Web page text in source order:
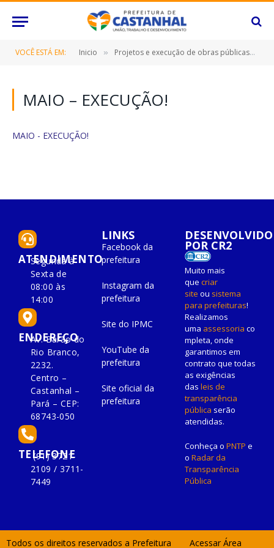
VOCÊ ESTÁ EM: Inicio » Projetos e execução de obras públicas
MAIO – EXECUÇÃO!
MAIO - EXECUÇÃO!
ATENDIMENTO
Segunda à
Sexta de
08:00 às
14:00
ENDEREÇO
Av. Barão do
Rio Branco,
2232.
Centro –
Castanhal –
Pará – CEP:
68743-050
TELEFONE
(91) 3721-
2109 / 3711-
7449
LINKS
Facebook da
prefeitura
Instagram da
prefeitura
Site do IPMC
YouTube da
prefeitura
Site oficial da
prefeitura
DESENVOLVIDO
POR CR2
Muito mais
que criar
site ou sistema
para prefeituras!
Realizamos
uma assessoria co
mpleta, onde
garantimos em
contrato que todas
as exigências
das leis de
transparência
pública serão
atendidas.
Conheça o PNTP e
o Radar da
Transparência
Pública
Todos os direitos reservados a Prefeitura Acessar Área